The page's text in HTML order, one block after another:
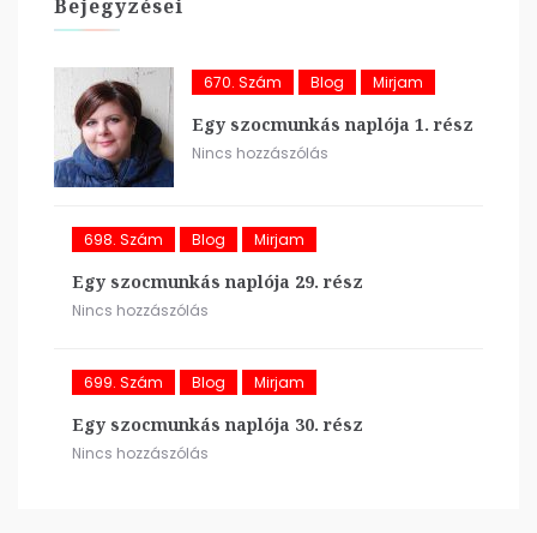
Bejegyzései
670. Szám Blog Mirjam
Egy szocmunkás naplója 1. rész
Nincs hozzászólás
698. Szám Blog Mirjam
Egy szocmunkás naplója 29. rész
Nincs hozzászólás
699. Szám Blog Mirjam
Egy szocmunkás naplója 30. rész
Nincs hozzászólás